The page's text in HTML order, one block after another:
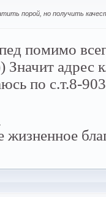
порой, но получить
помимо
Значит
по с.т.8-
жизненное